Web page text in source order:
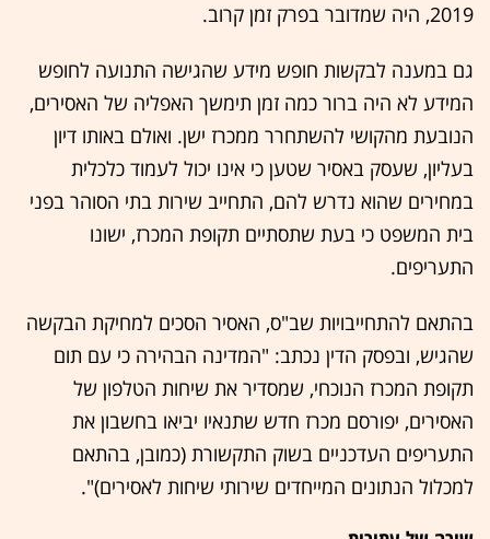
2019, היה שמדובר בפרק זמן קרוב.
גם במענה לבקשות חופש מידע שהגישה התנועה לחופש
המידע לא היה ברור כמה זמן תימשך האפליה של האסירים,
הנובעת מהקושי להשתחרר ממכרז ישן. ואולם באותו דיון
בעליון, שעסק באסיר שטען כי אינו יכול לעמוד כלכלית
במחירים שהוא נדרש להם, התחייב שירות בתי הסוהר בפני
בית המשפט כי בעת שתסתיים תקופת המכרז, ישונו
התעריפים.
בהתאם להתחייבויות שב"ס, האסיר הסכים למחיקת הבקשה
שהגיש, ובפסק הדין נכתב: "המדינה הבהירה כי עם תום
תקופת המכרז הנוכחי, שמסדיר את שיחות הטלפון של
האסירים, יפורסם מכרז חדש שתנאיו יביאו בחשבון את
התעריפים העדכניים בשוק התקשורת (כמובן, בהתאם
למכלול הנתונים המייחדים שירותי שיחות לאסירים)".